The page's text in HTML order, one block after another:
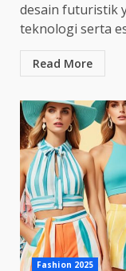
desain futuristik
teknologi serta
Read More
Fashion 2025